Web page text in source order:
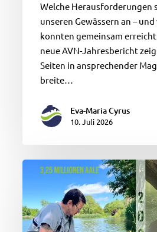
Welche Herausforderungen
unseren Gewässern an –
konnten gemeinsam
neue AVN-Jahresbericht
Seiten in ansprechender
breite…
Eva-Maria Cyrus
10. Juli 2026
Über
Aale
und
100.000